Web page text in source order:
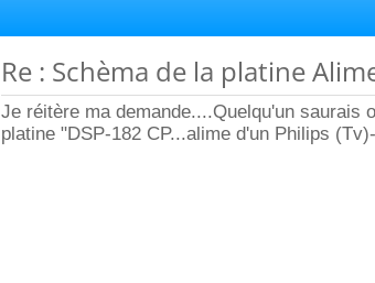
Re : Schèma de la platine
Je réitère ma demande....Quelqu'un saurais
platine "DSP-182 CP...alime d'un Philips